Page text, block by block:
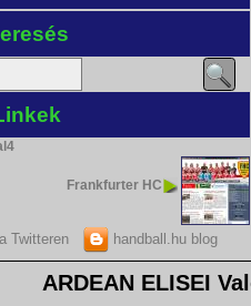
Frankfurter HC
Twitteren handball.hu blog
ARDEAN ELISEI